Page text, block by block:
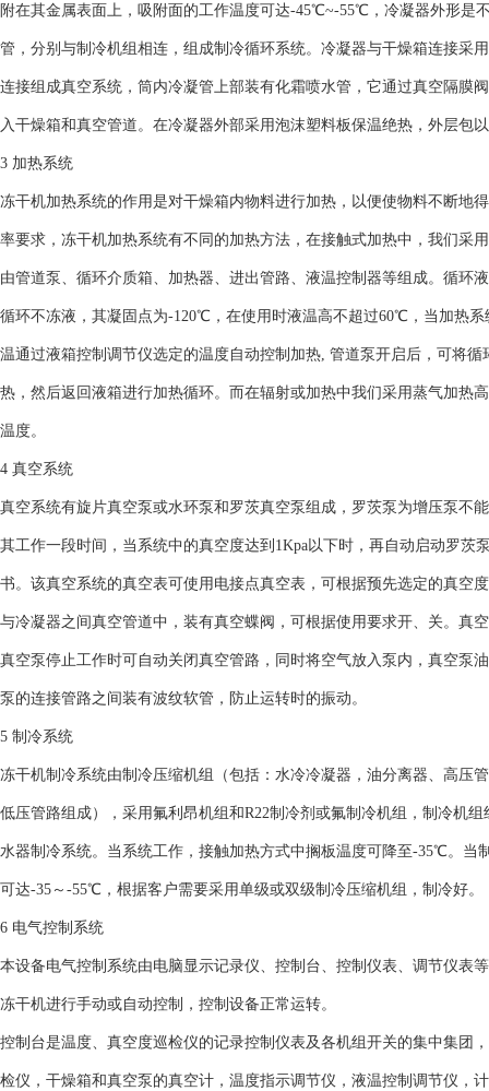
附在其金属表面上，吸附面的工作温度可达-45℃~-55℃，冷凝器外形是
管，分别与制冷机组相连，组成制冷循环系统。冷凝器与干燥箱连接采
连接组成真空系统，筒内冷凝管上部装有化霜喷水管，它通过真空隔膜
入干燥箱和真空管道。在冷凝器外部采用泡沫塑料板保温绝热，外层包
3 加热系统
冻干机加热系统的作用是对干燥箱内物料进行加热，以便使物料不断地
率要求，冻干机加热系统有不同的加热方法，在接触式加热中，我们采
由管道泵、循环介质箱、加热器、进出管路、液温控制器等组成。循环
循环不冻液，其凝固点为-120℃，在使用时液温高不超过60℃，当加热
温通过液箱控制调节仪选定的温度自动控制加热, 管道泵开启后，可将
热，然后返回液箱进行加热循环。而在辐射或加热中我们采用蒸气加热
温度。
4 真空系统
真空系统有旋片真空泵或水环泵和罗茨真空泵组成，罗茨泵为增压泵不
其工作一段时间，当系统中的真空度达到1Kpa以下时，再自动启动罗茨
书。该真空系统的真空表可使用电接点真空表，可根据预先选定的真空
与冷凝器之间真空管道中，装有真空蝶阀，可根据使用要求开、关。真
真空泵停止工作时可自动关闭真空管路，同时将空气放入泵内，真空泵
泵的连接管路之间装有波纹软管，防止运转时的振动。
5 制冷系统
冻干机制冷系统由制冷压缩机组（包括：水冷冷凝器，油分离器、高压
低压管路组成），采用氟利昂机组和R22制冷剂或氟制冷机组，制冷机
水器制冷系统。当系统工作，接触加热方式中搁板温度可降至-35℃。当
可达-35～-55℃，根据客户需要采用单级或双级制冷压缩机组，制冷好。
6 电气控制系统
本设备电气控制系统由电脑显示记录仪、控制台、控制仪表、调节仪表
冻干机进行手动或自动控制，控制设备正常运转。
控制台是温度、真空度巡检仪的记录控制仪表及各机组开关的集中集团
检仪，干燥箱和真空泵的真空计，温度指示调节仪，液温控制调节仪，